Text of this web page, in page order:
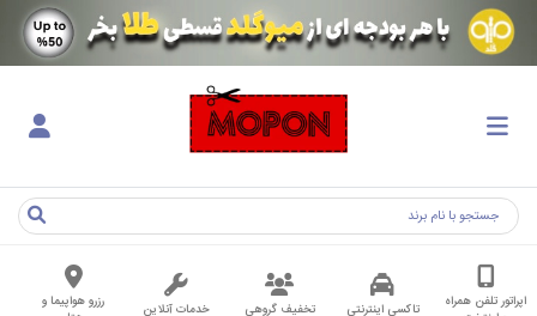
اپراتور تلفن همراه
تاکسی اینترنتی تخفیف گروهی خدمات آنلاین
رزرو هواپیما و